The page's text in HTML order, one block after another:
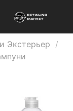
Экстерьер